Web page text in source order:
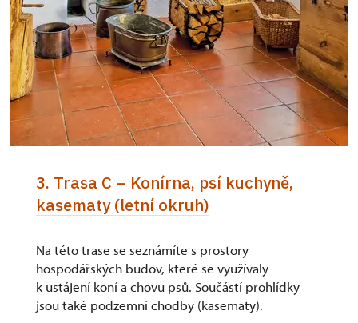
3. Trasa C – Konírna, psí kuchyně,
kasematy (letní okruh)
Na této trase se seznámíte s prostory
hospodářských budov, které se využívaly
k ustájení koní a chovu psů. Součástí prohlídky
jsou také podzemní chodby (kasematy).